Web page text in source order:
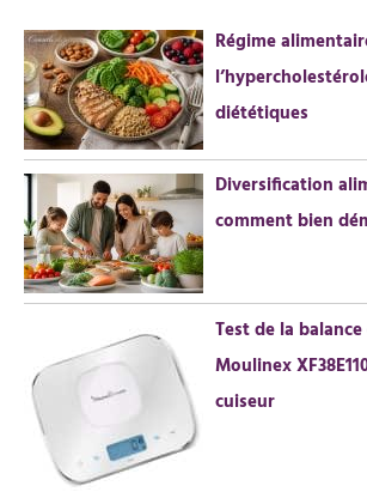
r
c
h
e
r
:
Régime
diététiques
Diversification
comment bien
Test de la
Moulinex
cuiseur